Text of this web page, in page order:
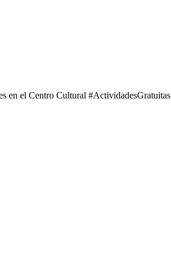
en el Centro Cultural #ActividadesGratuitas